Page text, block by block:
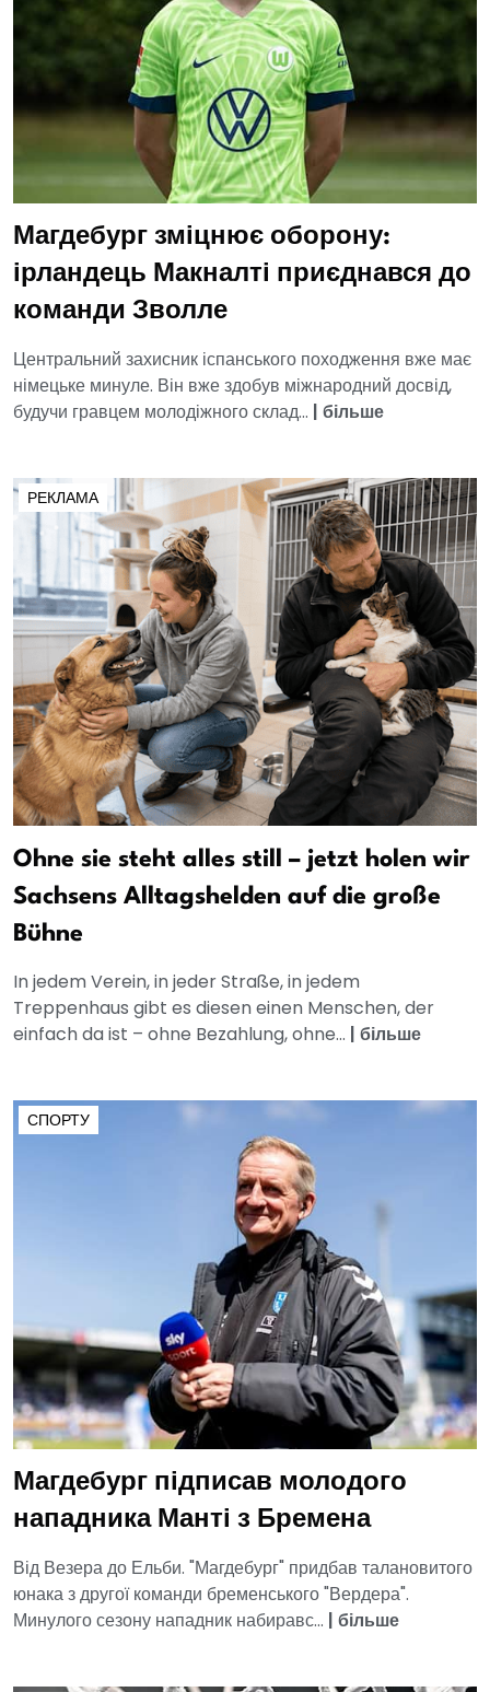
Магдебург зміцнює оборону:
ірландець Макналті приєднався до
команди Зволле
Центральний захисник іспанського походження вже має
німецьке минуле. Він вже здобув міжнародний досвід,
будучи гравцем молодіжного склад... | більше
РЕКЛАМА
Ohne sie steht alles still – jetzt holen wir
Sachsens Alltagshelden auf die große
Bühne
In jedem Verein, in jeder Straße, in jedem
Treppenhaus gibt es diesen einen Menschen, der
einfach da ist – ohne Bezahlung, ohne... | більше
СПОРТУ
Магдебург підписав молодого
нападника Манті з Бремена
Від Везера до Ельби. "Магдебург" придбав талановитого
юнака з другої команди бременського "Вердера".
Минулого сезону нападник набиравс... | більше